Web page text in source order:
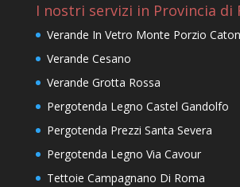
I nostri servizi in Provincia di
Verande In Vetro Monte Porzio
Verande Cesano
Verande Grotta Rossa
Pergotenda Legno Castel Gandolfo
Pergotenda Prezzi Santa Severa
Pergotenda Legno Via Cavour
Tettoie Campagnano Di Roma